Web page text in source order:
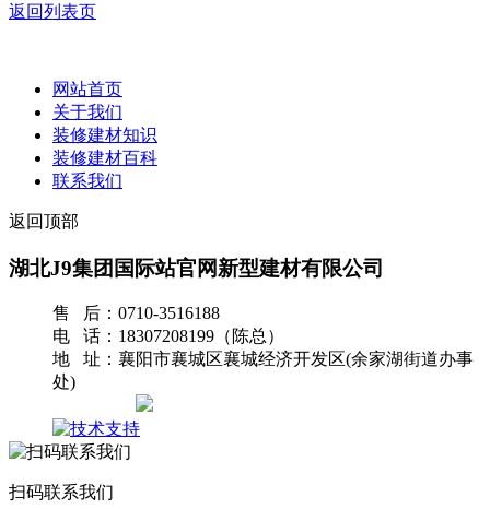
返回列表页
网站首页
关于我们
装修建材知识
装修建材百科
联系我们
返回顶部
湖北J9集团国际站官网新型建材有限公司
售 后：0710-3516188
电 话：18307208199（陈总）
地 址：襄阳市襄城区襄城经济开发区(余家湖街道办事
处)
扫码联系我们